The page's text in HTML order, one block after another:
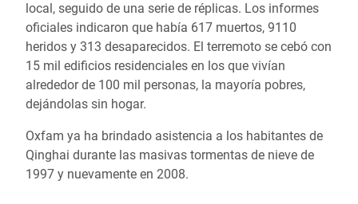
local, seguido de una serie de réplicas. Los informes
oficiales indicaron que había 617 muertos, 9110
heridos y 313 desaparecidos. El terremoto se cebó con
15 mil edificios residenciales en los que vivían
alrededor de 100 mil personas, la mayoría pobres,
dejándolas sin hogar.
Oxfam ya ha brindado asistencia a los habitantes de
Qinghai durante las masivas tormentas de nieve de
1997 y nuevamente en 2008.